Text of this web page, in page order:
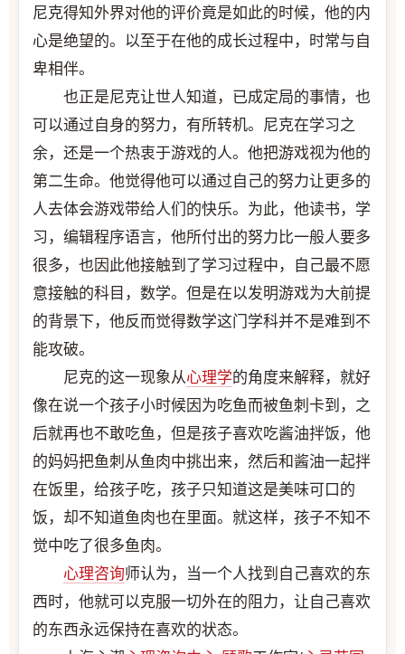
尼克得知外界对他的评价竟是如此的时候，他的内
心是绝望的。以至于在他的成长过程中，时常与自
卑相伴。
也正是尼克让世人知道，已成定局的事情，也
可以通过自身的努力，有所转机。尼克在学习之
余，还是一个热衷于游戏的人。他把游戏视为他的
第二生命。他觉得他可以通过自己的努力让更多的
人去体会游戏带给人们的快乐。为此，他读书，学
习，编辑程序语言，他所付出的努力比一般人要多
很多，也因此他接触到了学习过程中，自己最不愿
意接触的科目，数学。但是在以发明游戏为大前提
的背景下，他反而觉得数学这门学科并不是难到不
能攻破。
尼克的这一现象从心理学的角度来解释，就好
像在说一个孩子小时候因为吃鱼而被鱼刺卡到，之
后就再也不敢吃鱼，但是孩子喜欢吃酱油拌饭，他
的妈妈把鱼刺从鱼肉中挑出来，然后和酱油一起拌
在饭里，给孩子吃，孩子只知道这是美味可口的
饭，却不知道鱼肉也在里面。就这样，孩子不知不
觉中吃了很多鱼肉。
心理咨询师认为，当一个人找到自己喜欢的东
西时，他就可以克服一切外在的阻力，让自己喜欢
的东西永远保持在喜欢的状态。